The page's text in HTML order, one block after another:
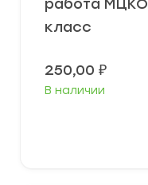
работа
класс
250,00 ₽
В наличии